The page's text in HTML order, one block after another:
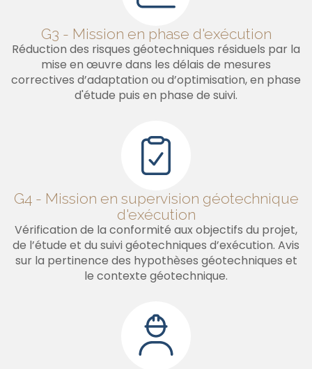
G3 - Mission en phase d'exécution
Réduction des risques géotechniques résiduels par la
mise en œuvre dans les délais de mesures
correctives d’adaptation ou d’optimisation, en phase
d'étude puis en phase de suivi.
G4 - Mission en supervision géotechnique
d'exécution
Vérification de la conformité aux objectifs du projet,
de l’étude et du suivi géotechniques d’exécution. Avis
sur la pertinence des hypothèses géotechniques et
le contexte géotechnique.